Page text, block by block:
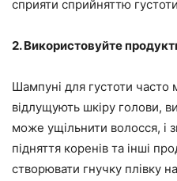
сприяти сприйняттю
2. Використовуйте
Шампуні для густоти часто
відлущують шкіру голови,
може ущільнити волосся, і
підняття коренів та інші
створювати гнучку плівку